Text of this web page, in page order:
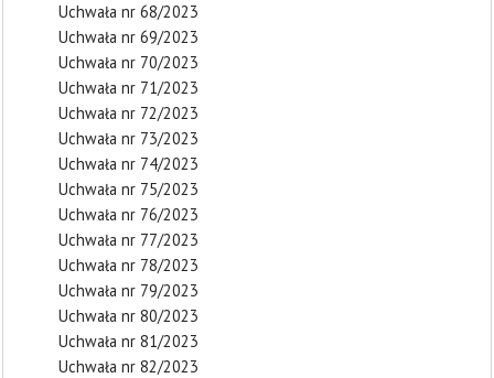
Uchwała nr 68/2023
Uchwała nr 69/2023
Uchwała nr 70/2023
Uchwała nr 71/2023
Uchwała nr 72/2023
Uchwała nr 73/2023
Uchwała nr 74/2023
Uchwała nr 75/2023
Uchwała nr 76/2023
Uchwała nr 77/2023
Uchwała nr 78/2023
Uchwała nr 79/2023
Uchwała nr 80/2023
Uchwała nr 81/2023
Uchwała nr 82/2023